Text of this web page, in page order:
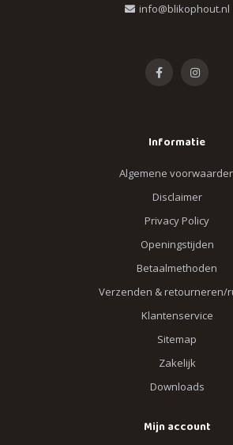
info@blikophout.nl
Informatie
Algemene
Disclaimer
Privacy Policy
Openingstijden
Betaalmethoden
Verzenden & retourneren/
Klantenservice
Sitemap
Zakelijk
Downloads
Mijn account